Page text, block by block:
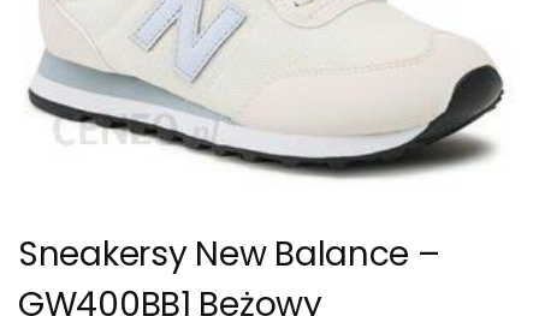
Sneakersy New Balance –
GW400BB1 Beżowy